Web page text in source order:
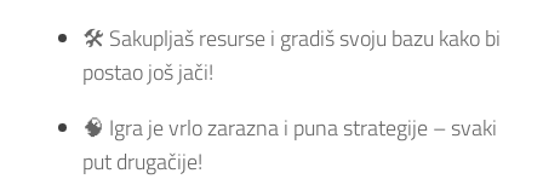
🛠️ Sakupljaš resurse i gradiš svoju bazu kako bi
postao još jači!
🧠 Igra je vrlo zarazna i puna strategije – svaki
put drugačije!